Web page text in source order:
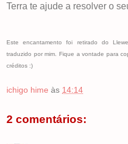
Terra te ajude a resolver o
Este encantamento foi retirado do
traduzido por mim. Fique a vontade para
créditos :)
ichigo hime às 14:14
2 comentários: